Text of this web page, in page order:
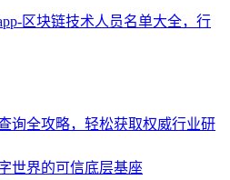
区块链技术人员名单大全，行
询全攻略，轻松获取权威行业研
世界的可信底层基座